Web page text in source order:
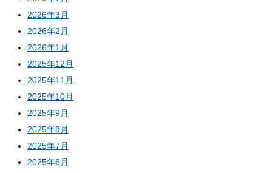
2026年3月
2026年2月
2026年1月
2025年12月
2025年11月
2025年10月
2025年9月
2025年8月
2025年7月
2025年6月